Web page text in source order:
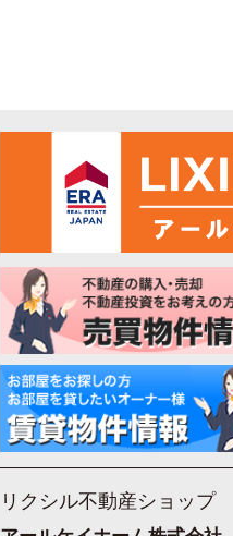
リクシル不動産ショップ